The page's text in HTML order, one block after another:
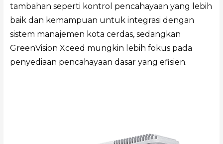
tambahan seperti kontrol pencahayaan yang lebih
baik dan kemampuan untuk integrasi dengan
sistem manajemen kota cerdas, sedangkan
GreenVision Xceed mungkin lebih fokus pada
penyediaan pencahayaan dasar yang efisien.